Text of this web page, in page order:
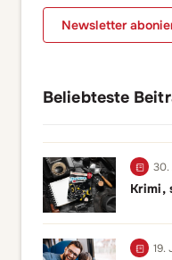
Newsletter
Beliebteste
30.
Krimi,
19.